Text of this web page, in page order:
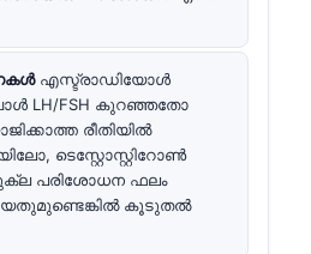
എസ്ട്രാഡിയോൾ
LH/FSH കുറഞ്ഞതോ
രീതിയിൽ
ടെസ്റ്റോസ്റ്റിറോൺ
പരിശോധന ഫലം
കൂടുതൽ